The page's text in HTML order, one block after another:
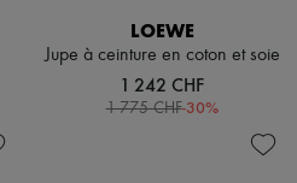
LOEWE
Jupe à ceinture en coton et soie
1 242 CHF
1 775 CHF-30%